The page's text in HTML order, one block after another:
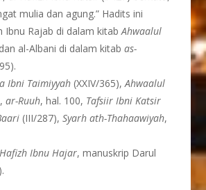
mulia dan agung.” Hadits ini
Ibnu Rajab di dalam kitabAhwaalul
al-Albani di dalam kitabas-
Ibni Taimiyyah (XXIV/365),Ahwaalul
ar-Ruuh, hal. 100, Tafsiir Ibni Katsir
(III/287),Syarh ath-Thahaawiyah,
Ibnu Hajar, manuskrip Darul